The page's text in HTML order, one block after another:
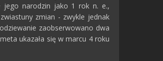
jego narodzin jako 1 rok n. e.,
zmian - zwykle jednak
zaobserwowano dwa
ukazała się w marcu 4 roku